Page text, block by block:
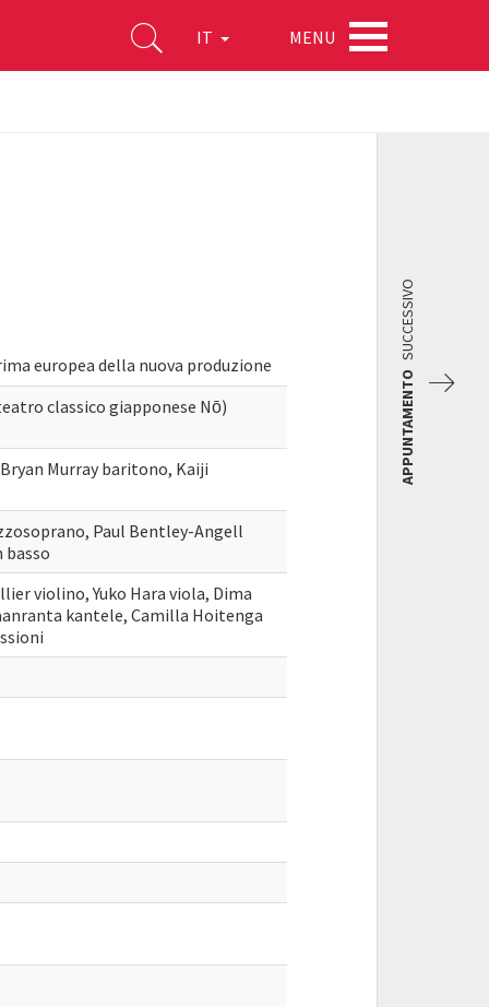
IT MENU
europea della nuova produzione
classico giapponese Nō)
Murray baritono, Kaiji
Paul Bentley-Angell
basso
violino, Yuko Hara viola, Dima
kantele, Camilla Hoitenga
APPUNTAMENTO
SUCCESSIVO